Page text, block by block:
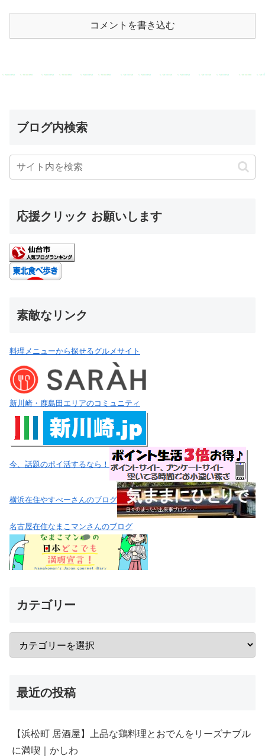
コメントを書き込む
ブログ内検索
応援クリック お願いします
素敵なリンク
料理メニューから探せるグルメサイト
新川崎・鹿島田エリアのコミュニティ
今、話題のポイ活するなら！
横浜在住やすべーさんのブログ
名古屋在住なまこマンさんのブログ
カテゴリー
最近の投稿
【浜松町 居酒屋】上品な鶏料理とおでんをリーズナブル
に満喫｜かしわ